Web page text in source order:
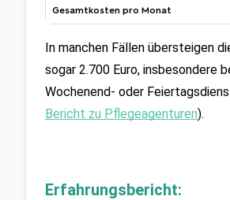
Gesamtkosten pro Monat
In manchen Fällen übersteigen
sogar 2.700 Euro, insbesondere
Wochenend- oder
Bericht zu Pflegeagenturen).